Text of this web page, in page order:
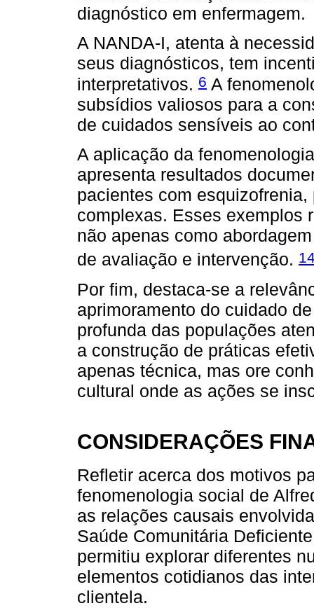
diagnóstico em enfermagem.
A NANDA-I, atenta à
seus diagnósticos, tem
interpretativos. 6 A
subsídios valiosos para a
de cuidados sensíveis ao
A aplicação da
apresenta resultados
pacientes com
complexas. Esses exemplos
não apenas como
de avaliação e intervenção.
Por fim, destaca-se a
aprimoramento do cuidado
profunda das populações
a construção de práticas
apenas técnica, mas ore
cultural onde as ações se
CONSIDERAÇÕES
Refletir acerca dos motivos
fenomenologia social de
as relações causais
Saúde Comunitária
permitiu explorar diferentes
elementos cotidianos das
clientela.